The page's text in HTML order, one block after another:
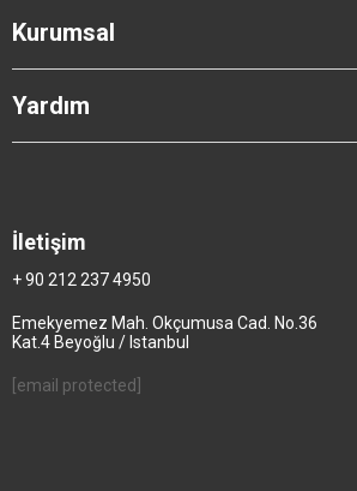
Kurumsal
Yardım
İletişim
+ 90 212 237 4950
Emekyemez Mah. Okçumusa Cad. No.36
Kat.4 Beyoğlu / Istanbul
[email protected]